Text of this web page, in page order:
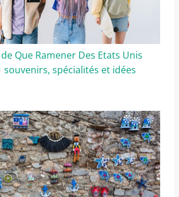
Que Ramener Des Etats Unis
souvenirs, spécialités et idées